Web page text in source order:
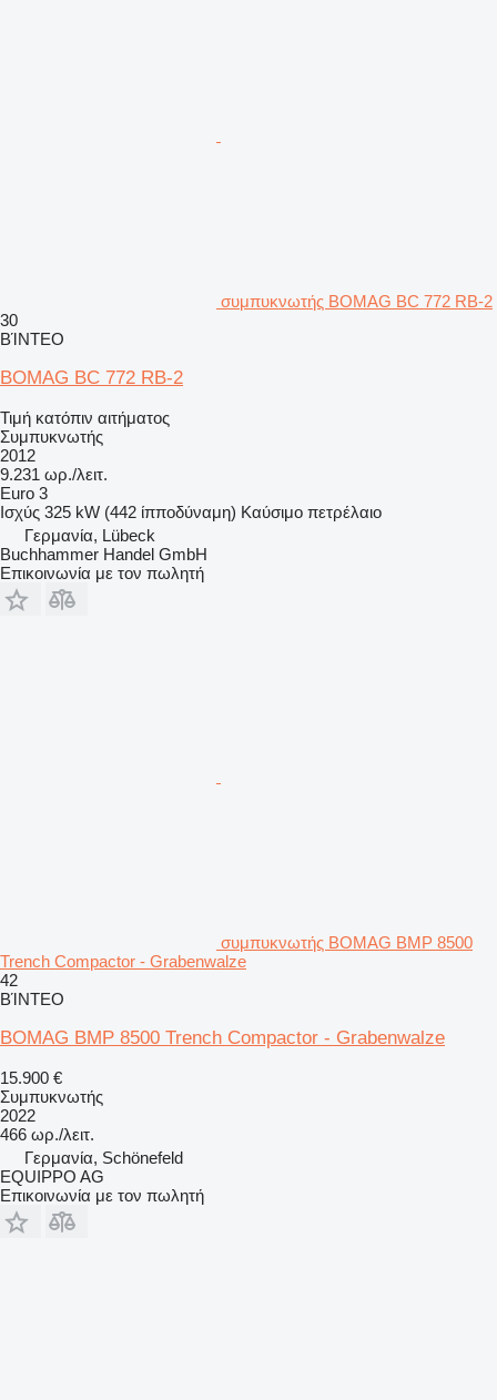
συμπυκνωτής BOMAG BC 772 RB-2
30
ΒΊΝΤΕΟ
BOMAG BC 772 RB-2
Τιμή κατόπιν αιτήματος
Συμπυκνωτής
2012
9.231 ωρ./λειτ.
Euro 3
Ισχύς 325 kW (442 ίπποδύναμη) Καύσιμο πετρέλαιο
Γερμανία, Lübeck
Buchhammer Handel GmbH
Επικοινωνία με τον πωλητή
συμπυκνωτής BOMAG BMP 8500
Trench Compactor - Grabenwalze
42
ΒΊΝΤΕΟ
BOMAG BMP 8500 Trench Compactor - Grabenwalze
15.900 €
Συμπυκνωτής
2022
466 ωρ./λειτ.
Γερμανία, Schönefeld
EQUIPPO AG
Επικοινωνία με τον πωλητή